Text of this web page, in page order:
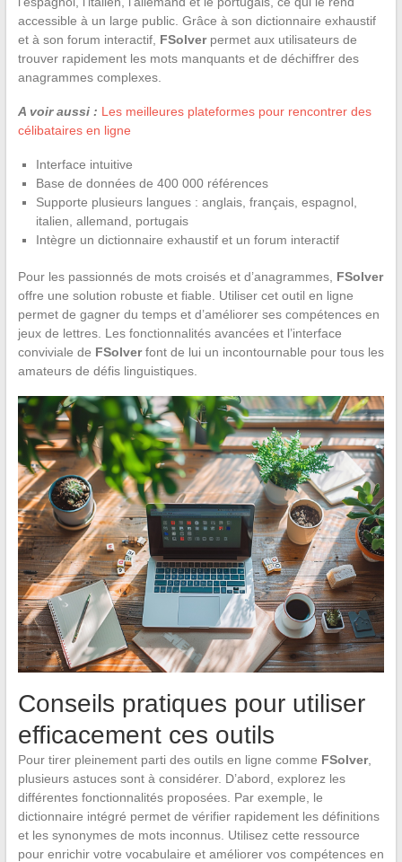
accessible à un large public. Grâce à son dictionnaire exhaustif
et à son forum interactif, FSolverpermet aux utilisateurs de
trouver rapidement les mots manquants et de déchiffrer des
anagrammes complexes.
A voir aussi : Les meilleures plateformes pour rencontrer des
célibataires en ligne
Interface intuitive
Base de données de 400 000 références
Supporte plusieurs langues : anglais, français, espagnol,
italien, allemand, portugais
Intègre un dictionnaire exhaustif et un forum interactif
Pour les passionnés de mots croisés et d’anagrammes, FSolver
offre une solution robuste et fiable. Utiliser cet outil en ligne
permet de gagner du temps et d’améliorer ses compétences en
jeux de lettres. Les fonctionnalités avancées et l’interface
conviviale de FSolverfont de lui un incontournable pour tous les
amateurs de défis linguistiques.
Conseils pratiques pour utiliser
efficacement ces outils
Pour tirer pleinement parti des outils en ligne comme FSolver,
plusieurs astuces sont à considérer. D’abord, explorez les
différentes fonctionnalités proposées. Par exemple, le
dictionnaire intégré permet de vérifier rapidement les définitions
et les synonymes de mots inconnus. Utilisez cette ressource
pour enrichir votre vocabulaire et améliorer vos compétences en